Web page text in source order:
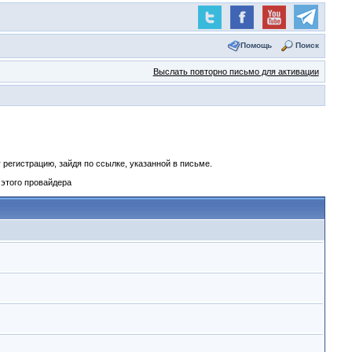
Помощь Поиск
Выслать повторно письмо для активации
зайдя по ссылке, указанной в письме.
провайдера